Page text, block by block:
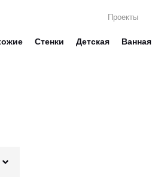
Проекты
Стенки Детская Ванная